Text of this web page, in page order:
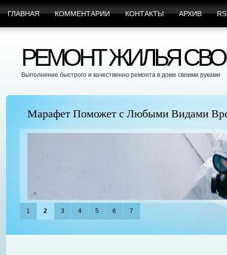
ГЛАВНАЯ КОММЕНТАРИИ КОНТАКТЫ АРХИВ
РЕМОНТ ЖИЛЬЯ
Выполнение быстрого и качественно ремонта в доме своими руками
Марафет Поможет с Любыми Видами
1 2 3 4 5 6 7